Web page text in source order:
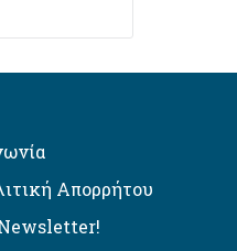
Απορρήτου